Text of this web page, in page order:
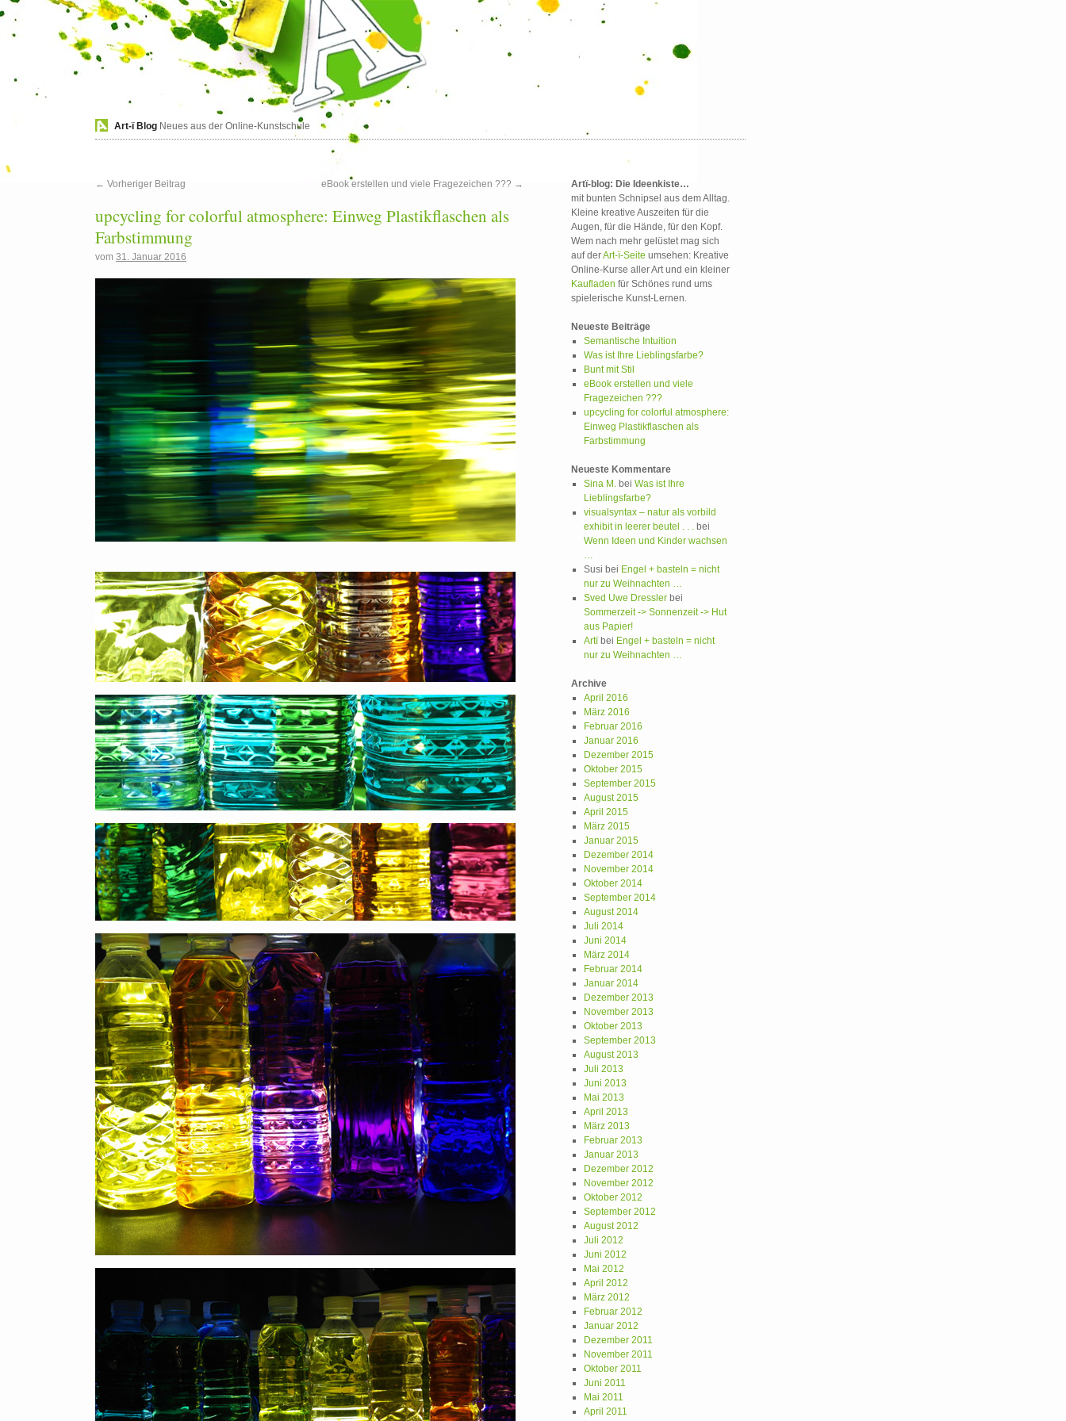
Art-ï Blog Neues aus der Online-Kunstschule
← Vorheriger Beitrag eBook erstellen und viele Fragezeichen ??? →
upcycling for colorful atmosphere: Einweg Plastikflaschen als
Farbstimmung
vom 31. Januar 2016
Artï-blog: Die Ideenkiste…
mit bunten Schnipsel aus dem Alltag.
Kleine kreative Auszeiten für die
Augen, für die Hände, für den Kopf.
Wem nach mehr gelüstet mag sich
auf derArt-ï-Seite umsehen: Kreative
Online-Kurse aller Art und ein kleiner
Kaufladen für Schönes rund ums
spielerische Kunst-Lernen.
Neueste Beiträge
Semantische Intuition
Was ist Ihre Lieblingsfarbe?
Bunt mit Stil
eBook erstellen und viele
Fragezeichen ???
upcycling for colorful atmosphere:
Einweg Plastikflaschen als
Farbstimmung
Neueste Kommentare
Sina M.bei Was ist Ihre
Lieblingsfarbe?
visualsyntax – natur als vorbild
exhibit in leerer beutel . . .bei
Wenn Ideen und Kinder wachsen
…
Susi bei Engel + basteln = nicht
nur zu Weihnachten …
Sved Uwe Dresslerbei
Sommerzeit -> Sonnenzeit -> Hut
aus Papier!
Artïbei Engel + basteln = nicht
nur zu Weihnachten …
Archive
April 2016
März 2016
Februar 2016
Januar 2016
Dezember 2015
Oktober 2015
September 2015
August 2015
April 2015
März 2015
Januar 2015
Dezember 2014
November 2014
Oktober 2014
September 2014
August 2014
Juli 2014
Juni 2014
März 2014
Februar 2014
Januar 2014
Dezember 2013
November 2013
Oktober 2013
September 2013
August 2013
Juli 2013
Juni 2013
Mai 2013
April 2013
März 2013
Februar 2013
Januar 2013
Dezember 2012
November 2012
Oktober 2012
September 2012
August 2012
Juli 2012
Juni 2012
Mai 2012
April 2012
März 2012
Februar 2012
Januar 2012
Dezember 2011
November 2011
Oktober 2011
Juni 2011
Mai 2011
April 2011